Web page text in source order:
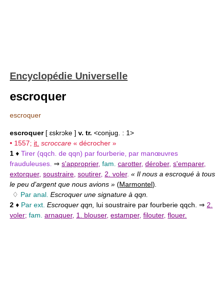
Encyclopédie Universelle
escroquer
escroquer
escroquer[ ɛskrɔke ] v. tr. <conjug. : 1>
• 1557; it. scroccare « décrocher »
1 ♦ Tirer (qqch. de qqn) par fourberie, par manœuvres
frauduleuses. ⇒ s'approprier, fam. carotter, dérober, s'emparer,
extorquer, soustraire soutirer, 2. voler. « Il nous a escroqué à tous
le peu d'argent que nous avions » (Marmontel)
♢ Par anal. Escroquer une signature à qqn.
2 ♦ Par ext. Escroquer qqn, lui soustraire par fourberie qqch. ⇒ 2.
voler; fam. arnaquer, 1. blouser, estamper, filouter, flouer.